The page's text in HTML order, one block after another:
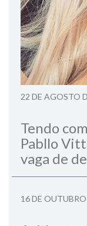
22 DE AGOSTO
Tendo
Pabllo
vaga de
16 DE